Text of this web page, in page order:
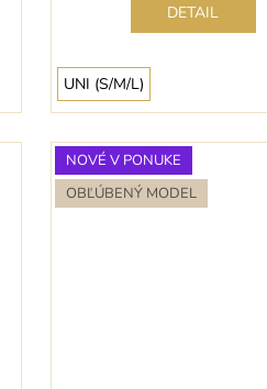
DETAIL
UNI (S/M/L)
NOVÉ V PONUKE
OBĽÚBENÝ MODEL